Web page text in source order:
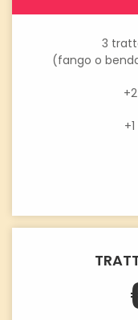
3
(fango o